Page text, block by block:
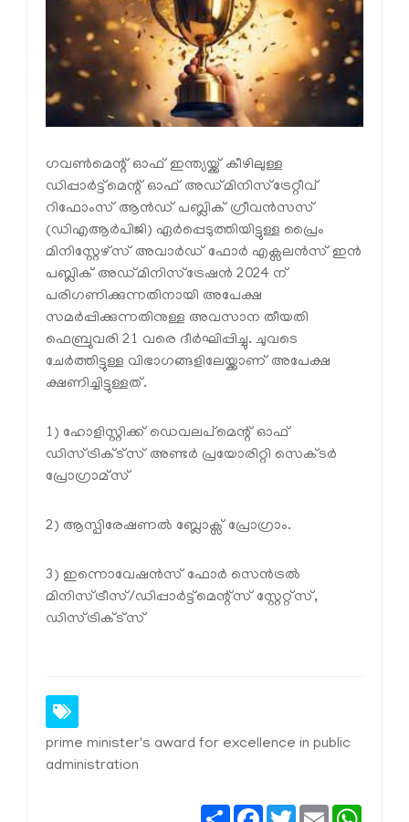
ഗവൺമെന്റ് ഓഫ് ഇന്ത്യയ്ക്ക് കീഴിലുള്ള
ഡിപ്പാർട്ട്മെന്റ് ഓഫ് അഡ്മിനിസ്ട്രേറ്റീവ്
റിഫോംസ് ആൻഡ് പബ്ലിക് ഗ്രീവൻസസ്
(ഡിഎആർപിജി) ഏർപ്പെടുത്തിയിട്ടുള്ള പ്രൈം
മിനിസ്റ്റേഴ്സ് അവാർഡ് ഫോർ എക്സലൻസ് ഇൻ
പബ്ലിക് അഡ്മിനിസ്ട്രേഷൻ 2024 ന്
പരിഗണിക്കുന്നതിനായി അപേക്ഷ
സമർപ്പിക്കുന്നതിനുള്ള അവസാന തീയതി
ഫെബ്രുവരി 21 വരെ ദീർഘിപ്പിച്ചു. ചുവടെ
ചേർത്തിട്ടുള്ള വിഭാഗങ്ങളിലേയ്ക്കാണ് അപേക്ഷ
ക്ഷണിച്ചിട്ടുള്ളത്.
1) ഹോളിസ്റ്റിക്ക് ഡെവലപ്മെന്റ് ഓഫ്
ഡിസ്ട്രിക്ട്സ് അണ്ടർ പ്രയോരിറ്റി സെക്ടർ
പ്രോഗ്രാമ്സ്
2) ആസ്പിരേഷണൽ ബ്ലോക്സ് പ്രോഗ്രാം.
3) ഇന്നൊവേഷൻസ് ഫോർ സെൻട്രൽ
മിനിസ്ട്രീസ്/ഡിപ്പാർട്ട്മെന്റ്സ് സ്റ്റേറ്റ്സ്,
ഡിസ്ട്രിക്ട്സ്
prime minister's award for excellence in public
administration
ShareFacebook
TwitterEmail